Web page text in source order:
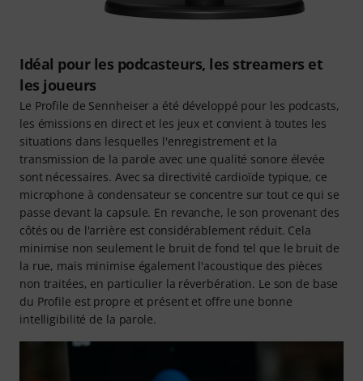
Idéal pour les podcasteurs, les streamers et
les joueurs
Le Profile de Sennheiser a été développé pour les podcasts,
les émissions en direct et les jeux et convient à toutes les
situations dans lesquelles l'enregistrement et la
transmission de la parole avec une qualité sonore élevée
sont nécessaires. Avec sa directivité cardioïde typique, ce
microphone à condensateur se concentre sur tout ce qui se
passe devant la capsule. En revanche, le son provenant des
côtés ou de l'arrière est considérablement réduit. Cela
minimise non seulement le bruit de fond tel que le bruit de
la rue, mais minimise également l'acoustique des pièces
non traitées, en particulier la réverbération. Le son de base
du Profile est propre et présent et offre une bonne
intelligibilité de la parole.